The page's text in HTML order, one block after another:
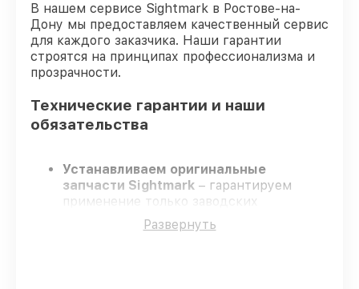
В нашем сервисе Sightmark в Ростове-на-
Дону мы предоставляем качественный сервис
для каждого заказчика. Наши гарантии
строятся на принципах профессионализма и
прозрачности.
Технические гарантии и наши
обязательства
Устанавливаем оригинальные
запчасти Sightmark – гарантируем
применение только заводских
комплектующих.
Опытные специалисты
Развернуть